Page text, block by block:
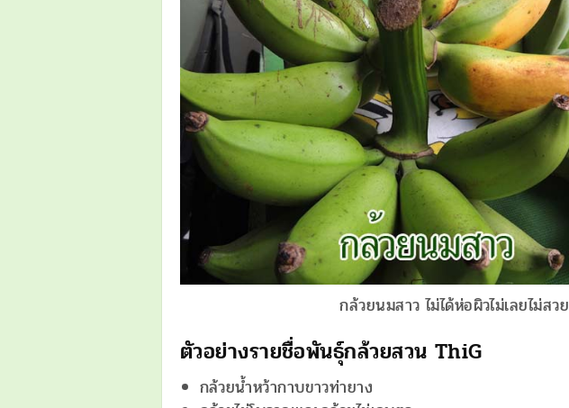
กล้วยนมสาว ไม่ได้ห่อผิวไม่เลยไม่สวย
ตัวอย่างรายชื่อพันธุ์กล้วยสวน ThiG
กล้วยน้ำหว้ากาบขาวท่ายาง